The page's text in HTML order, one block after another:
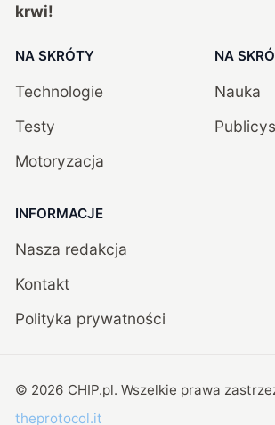
krwi!
NA SKRÓTY
Technologie
Testy
Motoryzacja
NA
Nauka
INFORMACJE
Nasza redakcja
Kontakt
Polityka prywatności
© 2026 CHIP.pl. Wszelkie prawa
theprotocol.it